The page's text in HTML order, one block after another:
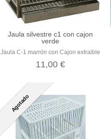
Jaula silvestre c1 con cajon
verde
Jaula C-1 marrón con Cajon extraible
11,00 €
Agotado